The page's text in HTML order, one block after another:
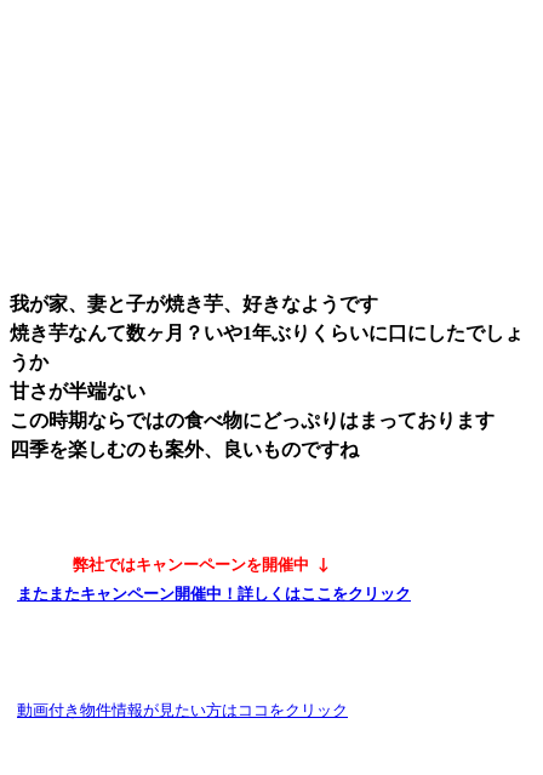
我が家、妻と子が焼き芋、好きなようです
焼き芋なんて数ヶ月？いや1年ぶりくらいに口にしたでしょ
うか
甘さが半端ない
この時期ならではの食べ物にどっぷりはまっております
四季を楽しむのも案外、良いものですね
弊社ではキャンーペーンを開催中
↓
またまたキャンペーン開催中！詳しくはここをクリック
動画付き物件情報が見たい方はココをクリック